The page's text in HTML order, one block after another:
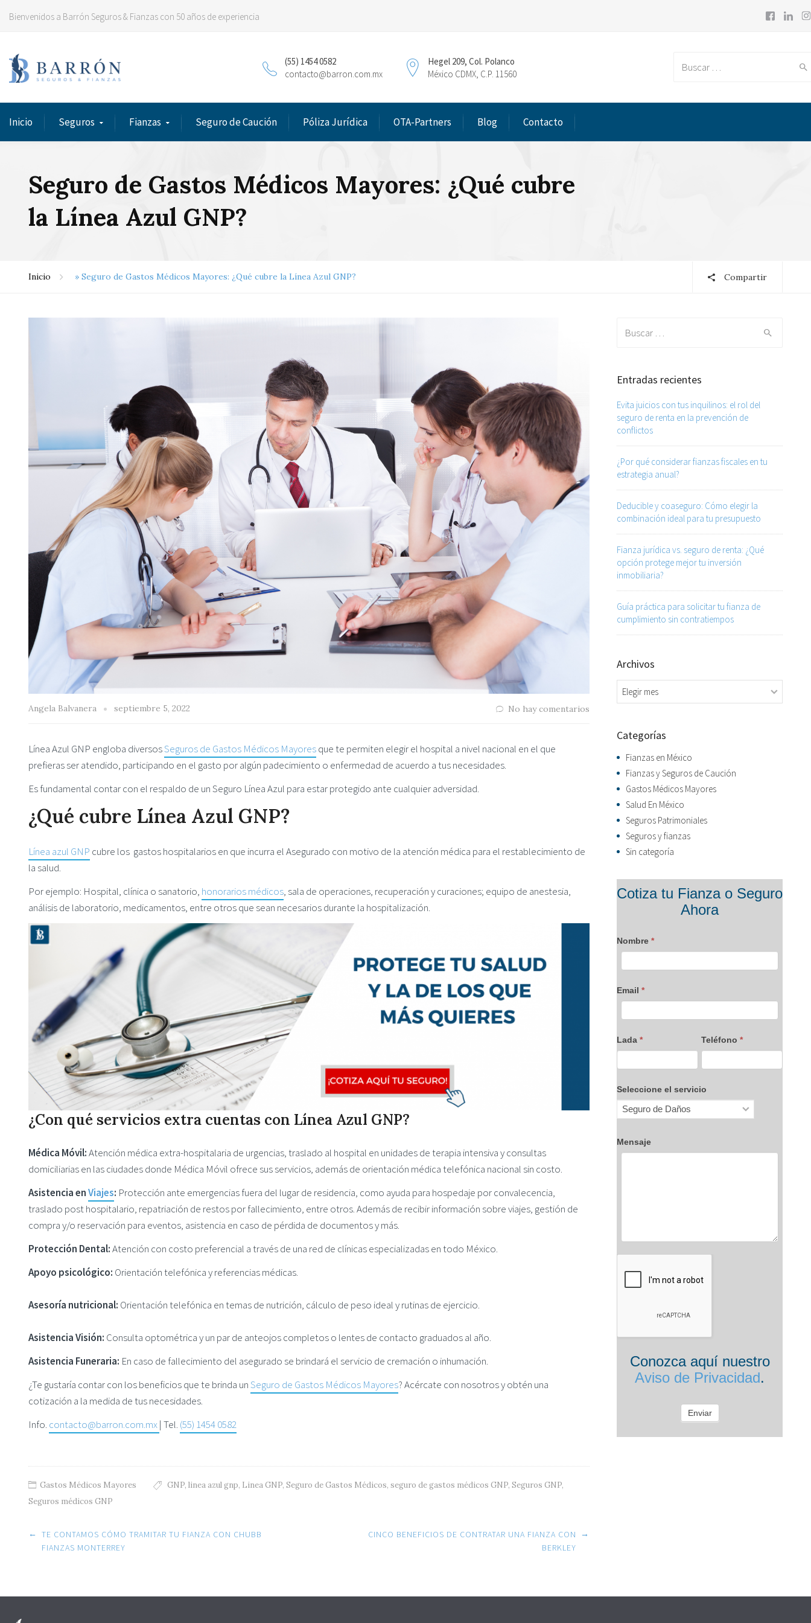
Bienvenidos a Barrón Seguros & Fianzas con 50 años de experiencia
Search for:
Hegel 209, Col. Polanco
México CDMX, C.P. 11560
(55) 1454 0582
contacto@barron.com.mx
Inicio Seguros Fianzas Seguro de Caución Póliza Jurídica OTA-Partners Blog Contacto
Seguro de Gastos Médicos Mayores: ¿Qué cubre
la Línea Azul GNP?
Inicio » Seguro de Gastos Médicos Mayores: ¿Qué cubre la Línea Azul GNP? Compartir
Angela Balvanera septiembre 5, 2022 No hay comentarios
Línea Azul GNP engloba diversosSeguros de Gastos Médicos Mayoresque te permiten elegir el hospital a nivel nacional en el que
prefieras ser atendido, participando en el gasto por algún padecimiento o enfermedad de acuerdo a tus necesidades.
Es fundamental contar con el respaldo de un Seguro Línea Azul para estar protegido ante cualquier adversidad.
¿Qué cubre Línea Azul GNP?
Línea azul GNP cubre los gastos hospitalarios en que incurra el Asegurado con motivo de la atención médica para el restablecimiento de
la salud.
Por ejemplo: Hospital, clínica o sanatorio, honorarios médicos, sala de operaciones, recuperación y curaciones; equipo de anestesia,
análisis de laboratorio, medicamentos, entre otros que sean necesarios durante la hospitalización.
¿Con qué servicios extra cuentas con Línea Azul GNP?
Médica Móvil:Atención médica extra-hospitalaria de urgencias, traslado al hospital en unidades de terapia intensiva y consultas
domiciliarias en las ciudades donde Médica Móvil ofrece sus servicios, además de orientación médica telefónica nacional sin costo.
Asistencia enViajes: Protección ante emergencias fuera del lugar de residencia, como ayuda para hospedaje por convalecencia,
traslado post hospitalario, repatriación de restos por fallecimiento, entre otros. Además de recibir información sobre viajes, gestión de
compra y/o reservación para eventos, asistencia en caso de pérdida de documentos y más.
Protección Dental:Atención con costo preferencial a través de una red de clínicas especializadas en todo México.
Apoyo psicológico: Orientación telefónica y referencias médicas.
Asesoría nutricional: Orientación telefónica en temas de nutrición, cálculo de peso ideal y rutinas de ejercicio.
Asistencia Visión: Consulta optométrica y un par de anteojos completos o lentes de contacto graduados al año.
Asistencia Funeraria: En caso de fallecimiento del asegurado se brindará el servicio de cremación o inhumación.
¿Te gustaría contar con los beneficios que te brinda unSeguro de Gastos Médicos Mayores? Acércate con nosotros y obtén una
cotización a la medida de tus necesidades.
Info. contacto@barron.com.mx| Tel. (55) 1454 0582
Gastos Médicos Mayores GNP, linea azul gnp, Linea GNP, Seguro de Gastos Médicos, seguro de gastos médicos GNP, Seguros GNP,
Seguros médicos GNP
Post navigation
← TE CONTAMOS CÓMO TRAMITAR TU FIANZA CON CHUBB
FIANZAS MONTERREY
CINCO BENEFICIOS DE CONTRATAR UNA FIANZA CON
BERKLEY
→
Entradas recientes
Evita juicios con tus inquilinos: el rol del
seguro de renta en la prevención de
conflictos
¿Por qué considerar fianzas fiscales en tu
estrategia anual?
Deducible y coaseguro: Cómo elegir la
combinación ideal para tu presupuesto
Fianza jurídica vs. seguro de renta: ¿Qué
opción protege mejor tu inversión
inmobiliaria?
Guía práctica para solicitar tu fianza de
cumplimiento sin contratiempos
Archivos
Archivos
Categorías
Fianzas en México
Fianzas y Seguros de Caución
Gastos Médicos Mayores
Salud En México
Seguros Patrimoniales
Seguros y fianzas
Sin categoría
Formulario
blog
Cotiza tu Fianza o Seguro
Ahora
Nombre *
Email *
Lada * Teléfono*
Seleccione el servicio
Mensaje
Conozca aquí nuestro
Aviso de Privacidad.
Enviar